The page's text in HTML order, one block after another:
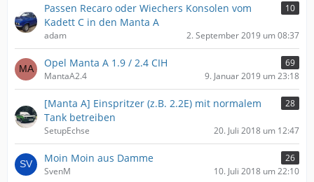
Passen Recaro oder Wiechers Konsolen vom
Kadett C in den Manta A
10
adam 2. September 2019 um 08:37
Opel Manta A 1.9 / 2.4 CIH
69
MantaA2.4
9. Januar 2019 um 23:18
[Manta A] Einspritzer (z.B. 2.2E) mit normalem
Tank betreiben
28
SetupEchse 20. Juli 2018 um 12:47
Moin Moin aus Damme
26
SvenM
10. Juli 2018 um 22:10